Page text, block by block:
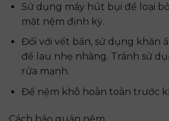
Sử dụng máy hút bụi để loại
mặt nệm định kỳ.
Đối với vết bẩn, sử dụng khăn
để lau nhẹ nhàng. Tránh sử
rửa mạnh.
Để nệm khô hoàn toàn trước